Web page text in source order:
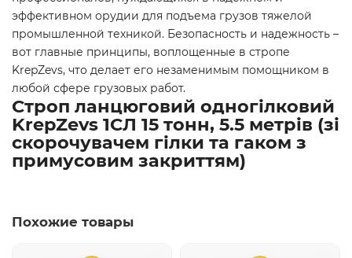
эффективном орудии для подъема грузов тяжелой
промышленной техникой. Безопасность и надежность –
вот главные принципы, воплощенные в стропе
KrepZevs, что делает его незаменимым помощником в
любой сфере грузовых работ.
Строп ланцюговий одногілковий
KrepZevs 1СЛ 15 тонн, 5.5 метрів (зі
скорочувачем гілки та гаком з
примусовим закриттям)
Похожие товары